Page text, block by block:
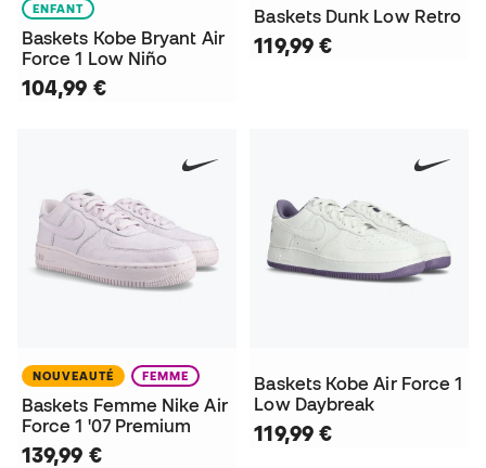
ENFANT
Baskets Kobe Bryant Air
Force 1 Low Niño
104,99 €
Baskets Dunk Low Retro
119,99 €
NOUVEAUTÉ FEMME
Baskets Femme Nike Air
Force 1 '07 Premium
139,99 €
Baskets Kobe Air Force 1
Low Daybreak
119,99 €